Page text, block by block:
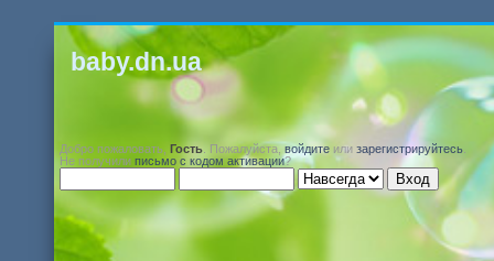
baby.dn.ua
Добро пожаловать, Гость . Пожалуйста,войдите или зарегистрируйтесь
Не получили письмо с кодом активации?